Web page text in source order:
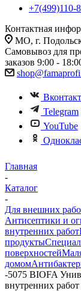
+7(499)110-
Контактная
МО, г.
Самовывоз для
заказов 9:00 -
Telegram
YouTube
Главная
-
Каталог
-
Для внешних
Антисептики и
внутренних работ
продукты
поверхностей
домом
-5075 BIOFA
внутренних работ